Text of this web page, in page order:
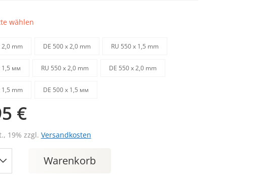
wählen
2,0 mm DE 500 х 2,0 mm RU 550 х 1,5 mm
1,5 мм RU 550 х 2,0 mm DE 550 х 2,0 mm
1,5 mm DE 500 х 1,5 мм
€
19% zzgl. Versandkosten
Warenkorb